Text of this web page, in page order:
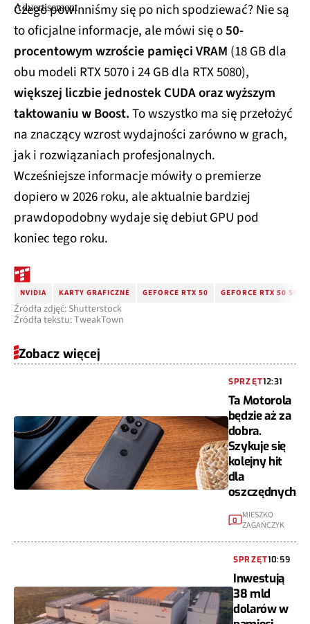
Czego powinniśmy się po nich spodziewać? Nie są
to oficjalne informacje, ale mówi się o50-
procentowym wzroście pamięci VRAM (18 GB dla
obu modeli RTX 5070 i 24 GB dla RTX 5080),
większej liczbie jednostek CUDA oraz wyższym
taktowaniu w Boost.To wszystko ma się przełożyć
na znaczący wzrost wydajności zarówno w grach,
jak i rozwiązaniach profesjonalnych.
Wcześniejsze informacje mówiły o premierze
dopiero w 2026 roku, ale aktualnie bardziej
prawdopodobny wydaje się debiut GPU pod
koniec tego roku.
NVIDIA KARTY GRAFICZNE GEFORCE RTX 50 GEFORCE RTX 50
Źródła zdjęć: Shutterstock
Źródła tekstu: TweakTown
Zobacz więcej
SPRZĘT12:31
Ta Motorola
będzie aż za
dobra.
Szykuje się
kolejny hit
dla
oszczędnych
0 MIESZKO
ZAGAŃCZYK
SPRZĘT10:59
Inwestują
38 mld
dolarów w